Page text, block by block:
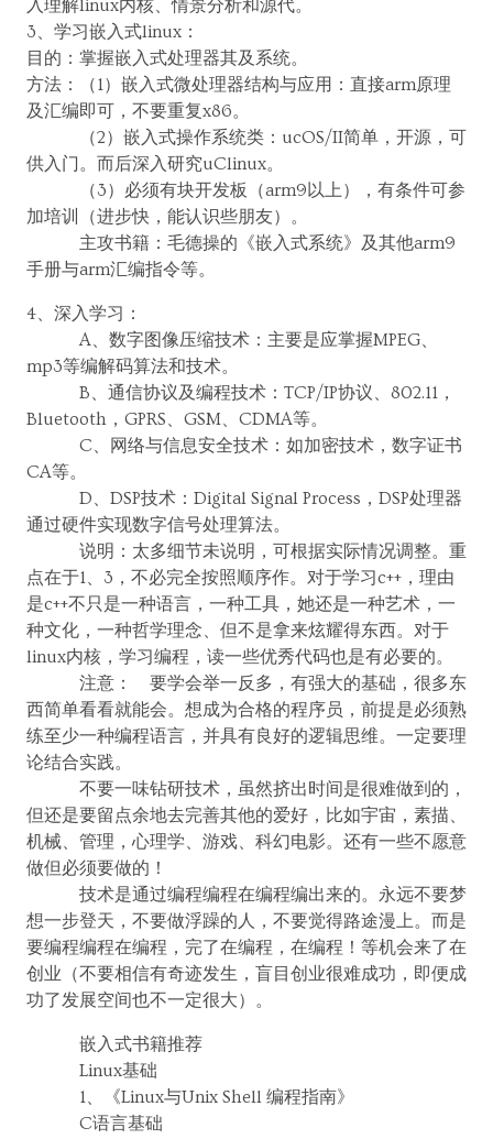
入理解linux内核、情景分析和源代。
3、学习嵌入式linux：
目的：掌握嵌入式处理器其及系统。
方法：（1）嵌入式微处理器结构与应用：直接arm原理
及汇编即可，不要重复x86。
（2）嵌入式操作系统类：ucOS/II简单，开源，可
供入门。而后深入研究uClinux。
（3）必须有块开发板（arm9以上），有条件可参
加培训（进步快，能认识些朋友）。
主攻书籍：毛德操的《嵌入式系统》及其他arm9
手册与arm汇编指令等。
4、深入学习：
A、数字图像压缩技术：主要是应掌握MPEG、
mp3等编解码算法和技术。
B、通信协议及编程技术：TCP/IP协议、802.11，
Bluetooth，GPRS、GSM、CDMA等。
C、网络与信息安全技术：如加密技术，数字证书
CA等。
D、DSP技术：Digital Signal Process，DSP处理器
通过硬件实现数字信号处理算法。
说明：太多细节未说明，可根据实际情况调整。重
点在于1、3，不必完全按照顺序作。对于学习c++，理由
是c++不只是一种语言，一种工具，她还是一种艺术，一
种文化，一种哲学理念、但不是拿来炫耀得东西。对于
linux内核，学习编程，读一些优秀代码也是有必要的。
注意： 要学会举一反多，有强大的基础，很多东
西简单看看就能会。想成为合格的程序员，前提是必须熟
练至少一种编程语言，并具有良好的逻辑思维。一定要理
论结合实践。
不要一味钻研技术，虽然挤出时间是很难做到的，
但还是要留点余地去完善其他的爱好，比如宇宙，素描、
机械、管理，心理学、游戏、科幻电影。还有一些不愿意
做但必须要做的！
技术是通过编程编程在编程编出来的。永远不要梦
想一步登天，不要做浮躁的人，不要觉得路途漫上。而是
要编程编程在编程，完了在编程，在编程！等机会来了在
创业（不要相信有奇迹发生，盲目创业很难成功，即便成
功了发展空间也不一定很大）。
嵌入式书籍推荐
Linux基础
1、《Linux与Unix Shell 编程指南》
C语言基础